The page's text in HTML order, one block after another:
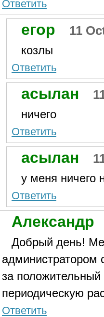
Ответить
егор 11
козлы
Ответить
асылан
ничего
Ответить
асылан
у меня ничего
Ответить
Александр
Добрый день!
администратором
за положительный
периодическую
Ответить